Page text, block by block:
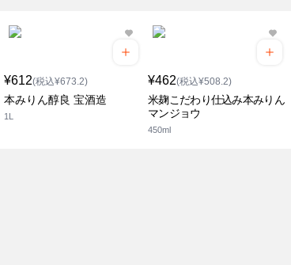
¥612(税込¥673.2)
本みりん醇良 宝酒造
1L
¥462(税込¥508.2)
米麹こだわり仕込み本みりん
マンジョウ
450ml